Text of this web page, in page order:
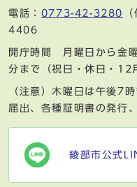
電話： 0773-42-3280
4406
開庁時間 月曜日から金
分まで（祝日・休日・12
（注意）木曜日は午後7
届出、各種証明書の発行
綾部市公式